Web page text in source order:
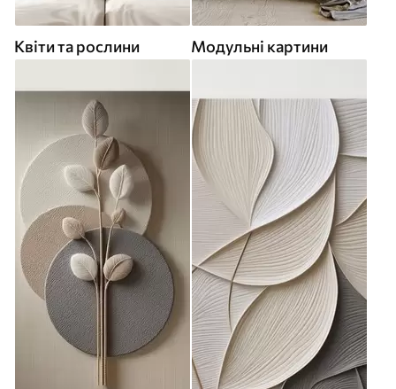
Квіти та рослини Модульні картини